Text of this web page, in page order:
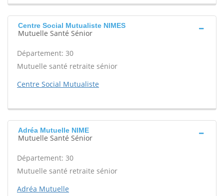
Centre Social Mutualiste NIMES
Mutuelle Santé Sénior
Département: 30
Mutuelle santé retraite sénior
Centre Social Mutualiste
Adréa Mutuelle NIME
Mutuelle Santé Sénior
Département: 30
Mutuelle santé retraite sénior
Adréa Mutuelle